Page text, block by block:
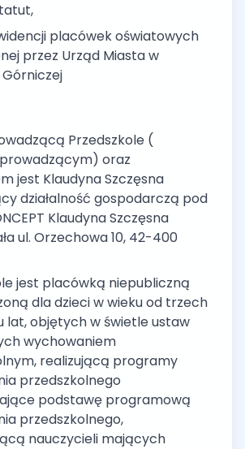
placówek oświatowych
przez Urząd Miasta w
Przedszkole (
oraz
jest Klaudyna Szczęsna
działalność gospodarczą pod
Klaudyna Szczęsna
ul. Orzechowa 10, 42-400
jest placówką niepubliczną
dla dzieci w wieku od trzech
lat, objętych w świetle ustaw
wychowaniem
realizującą programy
przedszkolnego
podstawę programową
przedszkolnego,
nauczycieli mających